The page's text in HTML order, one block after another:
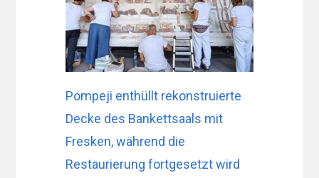
Pompeji enthüllt rekonstruierte
Decke des Bankettsaals mit
Fresken, während die
Restaurierung fortgesetzt wird